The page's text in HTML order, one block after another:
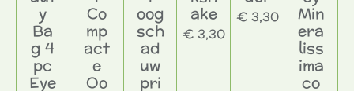
y
Ba
g 4
pc
Eye
Co
mp
act
e
Oo
oog
sch
ad
uw
pri
ake
€ 3,30
€ 3,30 Min
era
liss
ima
co